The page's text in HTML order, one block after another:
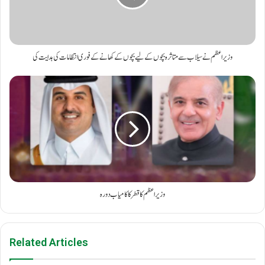
وزیر اعظم نے سیلاب سے متاثرہ بچوں کے لیے بچوں کے کھانے کے فوری انتظامات کی ہدایت کی
وزیراعظم کا قطر کا کامیاب دورہ
Related Articles